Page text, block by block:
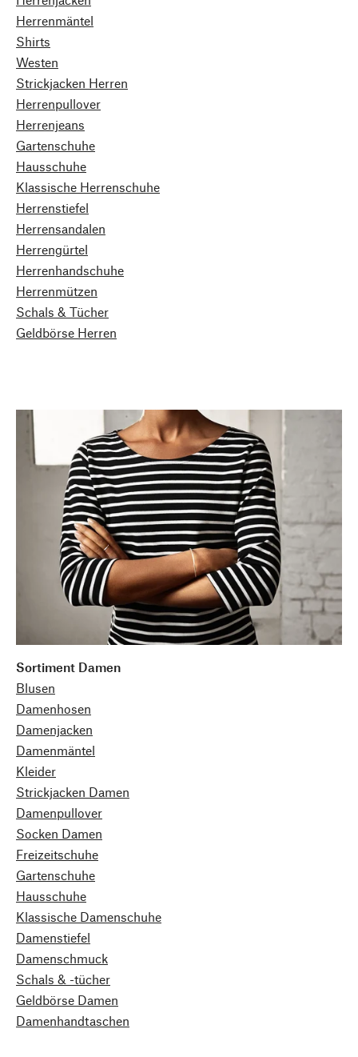
Herrenmäntel
Shirts
Westen
Strickjacken Herren
Herrenpullover
Herrenjeans
Gartenschuhe
Hausschuhe
Klassische Herrenschuhe
Herrenstiefel
Herrensandalen
Herrengürtel
Herrenhandschuhe
Herrenmützen
Schals & Tücher
Geldbörse Herren
Sortiment Damen
Blusen
Damenhosen
Damenjacken
Damenmäntel
Kleider
Strickjacken Damen
Damenpullover
Socken Damen
Freizeitschuhe
Gartenschuhe
Hausschuhe
Klassische Damenschuhe
Damenstiefel
Damenschmuck
Schals & -tücher
Geldbörse Damen
Damenhandtaschen